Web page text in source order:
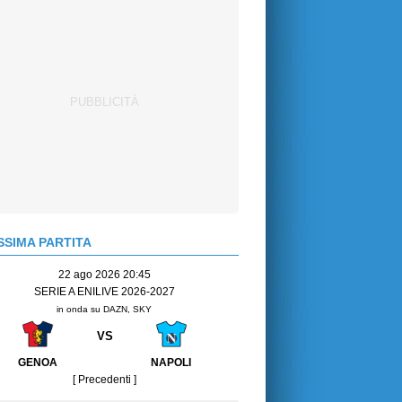
PARTITA
22 ago 2026 20:45
SERIE A ENILIVE 2026-2027
in onda su DAZN, SKY
VS
GENOA
NAPOLI
[ Precedenti ]